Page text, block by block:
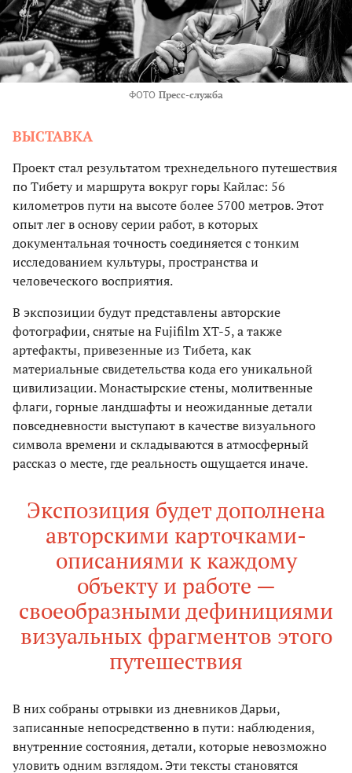
ФОТО Пресс-служба
ВЫСТАВКА
Проект стал результатом трехнедельного путешествия
по Тибету и маршрута вокруг горы Кайлас: 56
километров пути на высоте более 5700 метров. Этот
опыт лег в основу серии работ, в которых
документальная точность соединяется с тонким
исследованием культуры, пространства и
человеческого восприятия.
В экспозиции будут представлены авторские
фотографии, снятые на Fujifilm XT-5, а также
артефакты, привезенные из Тибета, как
материальные свидетельства кода его уникальной
цивилизации. Монастырские стены, молитвенные
флаги, горные ландшафты и неожиданные детали
повседневности выступают в качестве визуального
символа времени и складываются в атмосферный
рассказ о месте, где реальность ощущается иначе.
Экспозиция будет дополнена
авторскими карточками-
описаниями к каждому
объекту и работе —
своеобразными дефинициями
визуальных фрагментов этого
путешествия
В них собраны отрывки из дневников Дарьи,
записанные непосредственно в пути: наблюдения,
внутренние состояния, детали, которые невозможно
уловить одним взглядом. Эти тексты становятся